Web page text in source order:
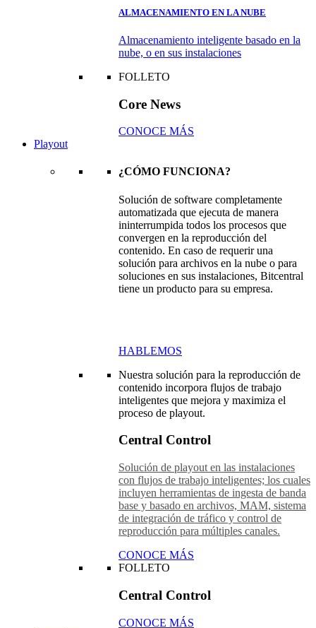
ALMACENAMIENTO EN LA NUBE
Almacenamiento inteligente basado en la
nube, o en sus instalaciones
FOLLETO
Core News
CONOCE MÁS
Playout
¿CÓMO FUNCIONA?
Solución de software completamente
automatizada que ejecuta de manera
ininterrumpida todos los procesos que
convergen en la reproducción del
contenido. En caso de requerir una
solución para archivos en la nube o para
soluciones en sus instalaciones, Bitcentral
tiene un producto para su empresa.
HABLEMOS
Nuestra solución para la reproducción de
contenido incorpora flujos de trabajo
inteligentes que mejora y maximiza el
proceso de playout.
Central Control
Solución de playout en las instalaciones
con flujos de trabajo inteligentes; los cuales
incluyen herramientas de ingesta de banda
base y basado en archivos, MAM, sistema
de integración de tráfico y control de
reproducción para múltiples canales.
CONOCE MÁS
FOLLETO
Central Control
CONOCE MÁS